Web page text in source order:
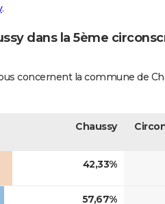
.
dans la 5ème
concernent la commune de
Chaussy
42,33%
57,67%